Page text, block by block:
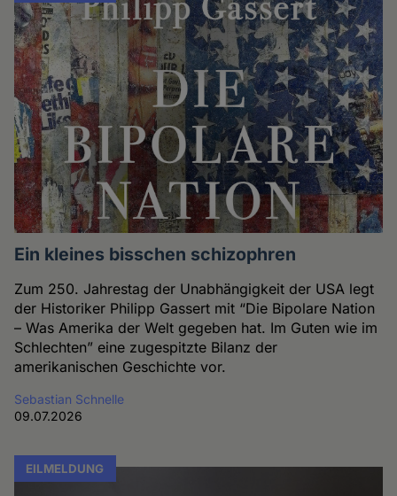
Ein kleines bisschen schizophren
Zum 250. Jahrestag der Unabhängigkeit der USA legt
der Historiker Philipp Gassert mit “Die Bipolare Nation
– Was Amerika der Welt gegeben hat. Im Guten wie im
Schlechten” eine zugespitzte Bilanz der
amerikanischen Geschichte vor.
Sebastian Schnelle
09.07.2026
EILMELDUNG